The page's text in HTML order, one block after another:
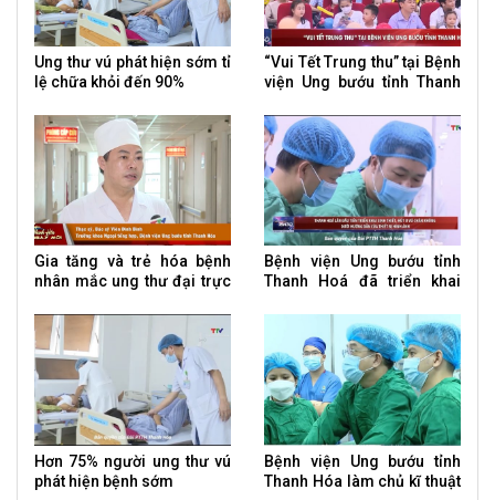
Ung thư vú phát hiện sớm tỉ
lệ chữa khỏi đến 90%
“Vui Tết Trung thu” tại Bệnh
viện Ung bướu tỉnh Thanh
Gia tăng và trẻ hóa bệnh
nhân mắc ung thư đại trực
Bệnh viện Ung bướu tỉnh
Thanh Hoá đã triển khai
thiết, hút u vú chân không
dưới hướng dẫn của thiết bị
hình ảnh
Hơn 75% người ung thư vú
phát hiện bệnh sớm
Bệnh viện Ung bướu tỉnh
Thanh Hóa làm chủ kĩ thuật